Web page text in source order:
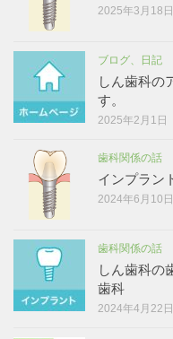
2025年3月18日
ブログ、日記
しん歯科の
す。
2025年2月1日
歯科関係の話
インプラン
2024年6月10日
歯科関係の話
しん歯科の
歯科
2024年4月22日